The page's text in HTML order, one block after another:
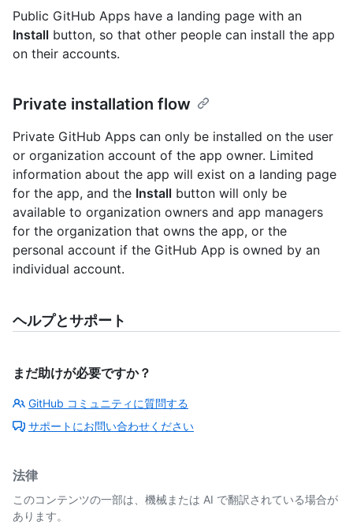
Public GitHub Apps have a landing page with an
Install button, so that other people can install the app
on their accounts.
Private installation flow
Private GitHub Apps can only be installed on the user
or organization account of the app owner. Limited
information about the app will exist on a landing page
for the app, and the Install button will only be
available to organization owners and app managers
for the organization that owns the app, or the
personal account if the GitHub App is owned by an
individual account.
ヘルプとサポート
まだ助けが必要ですか？
GitHub コミュニティに質問する
サポートにお問い合わせください
法律
このコンテンツの一部は、機械または AI で翻訳されている場合が
あります。